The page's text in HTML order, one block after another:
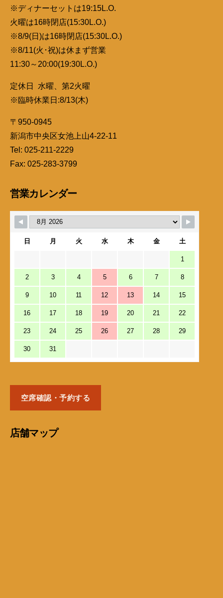
※ディナーセットは19:15L.O.
火曜は16時閉店(15:30L.O.)
※8/9(日)は16時閉店(15:30L.O.)
※8/11(火･祝)は休まず営業
11:30～20:00(19:30L.O.)
定休日 水曜、第2火曜
※臨時休業日:8/13(木)
〒950-0945
新潟市中央区女池上山4-22-11
Tel: 025-211-2229
Fax: 025-283-3799
営業カレンダー
日 月 火 水 木 金 土
1
2 3 4 5 6 7 8
9 10 11 12 13 14 15
16 17 18 19 20 21 22
23 24 25 26 27 28 29
30 31
空席確認・予約する
店舗マップ